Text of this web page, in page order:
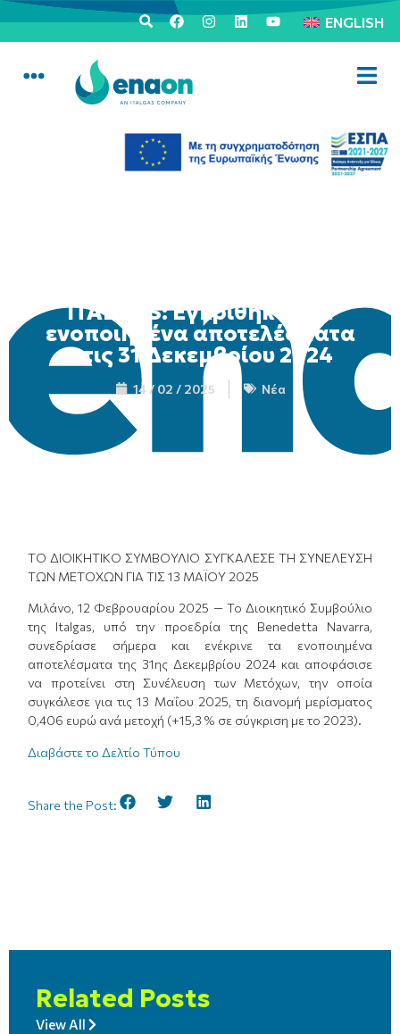
ENGLISH
ITALGAS: Εγκρίθηκαν τα
ενοποιημένα αποτελέσματα
στις 31 Δεκεμβρίου 2024
14 / 02 / 2025 Νέα
ΤΟ ΔΙΟΙΚΗΤΙΚΟ ΣΥΜΒΟΥΛΙΟ ΣΥΓΚΑΛΕΣΕ ΤΗ ΣΥΝΕΛΕΥΣΗ
ΤΩΝ ΜΕΤΟΧΩΝ ΓΙΑ ΤΙΣ 13 ΜΑΪΟΥ 2025
Μιλάνο, 12 Φεβρουαρίου 2025 — Το Διοικητικό Συμβούλιο
της Italgas, υπό την προεδρία της Benedetta Navarra,
συνεδρίασε σήμερα και ενέκρινε τα ενοποιημένα
αποτελέσματα της 31ης Δεκεμβρίου 2024 και αποφάσισε
να προτείνει στη Συνέλευση των Μετόχων, την οποία
συγκάλεσε για τις 13 Μαΐου 2025, τη διανομή μερίσματος
0,406 ευρώ ανά μετοχή (+15,3 % σε σύγκριση με το 2023).
Διαβάστε το Δελτίο Τύπου
Share the Post:
Related Posts
View All